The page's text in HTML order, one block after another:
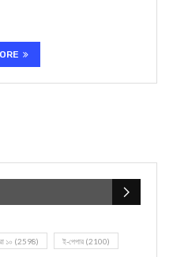
১০ (2598) ই-পেপার (2100)